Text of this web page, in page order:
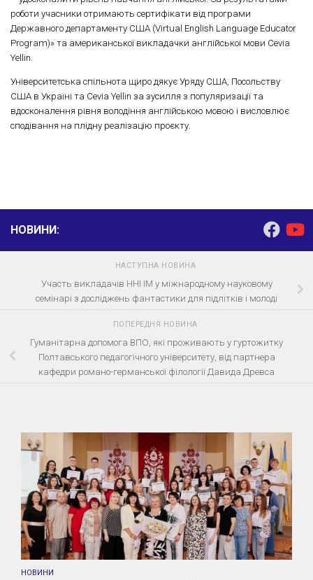
роботи учасники отримають сертифікати від програми
Державного департаменту США (Virtual English Language Educator
Program)» та американської викладачки англійської мови Cevia
Yellin.
Університетська спільнота щиро дякує Уряду США, Посольству
США в Україні та Cevia Yellin за зусилля з популяризації та
вдосконалення рівня володіння англійською мовою і висловлює
сподівання на плідну реалізацію проєкту.
НОВИНИ:
НАСТУПНА НОВИНА
Участь викладачів ННІ ІМ у міжнародному науковому
семінарі з досліджень фантастики для підлітків і молоді
ПОПЕРЕДНЯ НОВИНА
Гуманітарна допомога ВПО, які проживають у гуртожитку
Полтавського педагогічного університету, від партнера
кафедри романо-германської філології Давида Древса
НОВИНИ